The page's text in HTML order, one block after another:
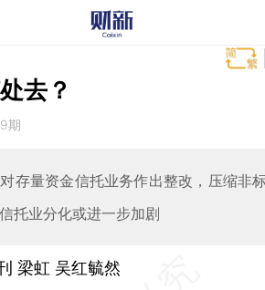
去？
期
存量资金信托业务作出整改，压缩非
托业分化或进一步加剧
梁虹 吴红毓然